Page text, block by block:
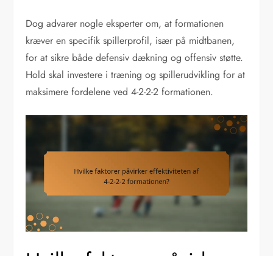
Dog advarer nogle eksperter om, at formationen
kræver en specifik spillerprofil, især på midtbanen,
for at sikre både defensiv dækning og offensiv støtte.
Hold skal investere i træning og spillerudvikling for at
maksimere fordelene ved 4-2-2-2 formationen.